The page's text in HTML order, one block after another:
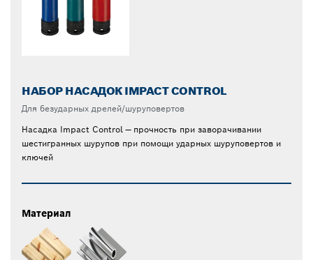
НАБОР НАСАДОК IMPACT CONTROL
Для безударных дрелей/шуруповертов
Насадка Impact Control — прочность при заворачивании
шестигранных шурупов при помощи ударных шуруповертов и
ключей
Материал